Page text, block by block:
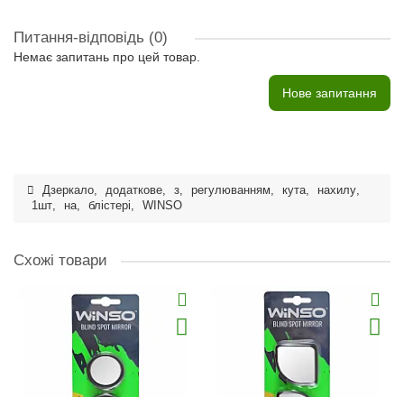
Питання-відповідь (0)
Немає запитань про цей товар.
Нове запитання
Дзеркало, додаткове, з, регулюванням, кута, нахилу,
1шт, на, блістері, WINSO
Схожі товари